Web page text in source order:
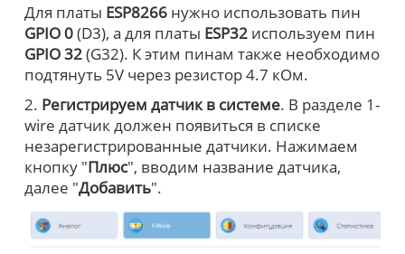
Для платы ESP8266нужно использовать пин
GPIO 0(D3), а для платы ESP32используем пин
GPIO 32(G32). К этим пинам также необходимо
подтянуть 5V через резистор 4.7 кОм.
2. Регистрируем датчик в системе. В разделе 1-
wire датчик должен появиться в списке
незарегистрированные датчики. Нажимаем
кнопку "Плюс", вводим название датчика,
далее "Добавить".